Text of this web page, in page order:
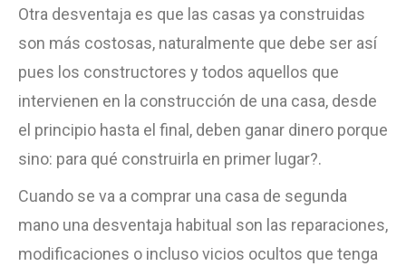
Otra desventaja es que las casas ya construidas
son más costosas, naturalmente que debe ser así
pues los constructores y todos aquellos que
intervienen en la construcción de una casa, desde
el principio hasta el final, deben ganar dinero porque
sino: para qué construirla en primer lugar?.
Cuando se va a comprar una casa de segunda
mano una desventaja habitual son las reparaciones,
modificaciones o incluso vicios ocultos que tenga